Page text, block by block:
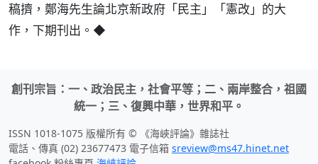
稿擠，鄭海先生論北京新政府「民主」「憲改」的大
作，下期刊出。◆
創刊宗旨：一、政治民主，社會平等；二、兩岸整合，祖國
統一；三、復興中華，世界和平。
ISSN 1018-1075 版權所有 © 《海峽評論》雜誌社
電話、傳真 (02) 23677473 電子信箱 sreview@ms47.hinet.net